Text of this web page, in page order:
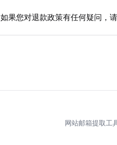
如果您对退款政策有任何疑问，
网站邮箱提取工